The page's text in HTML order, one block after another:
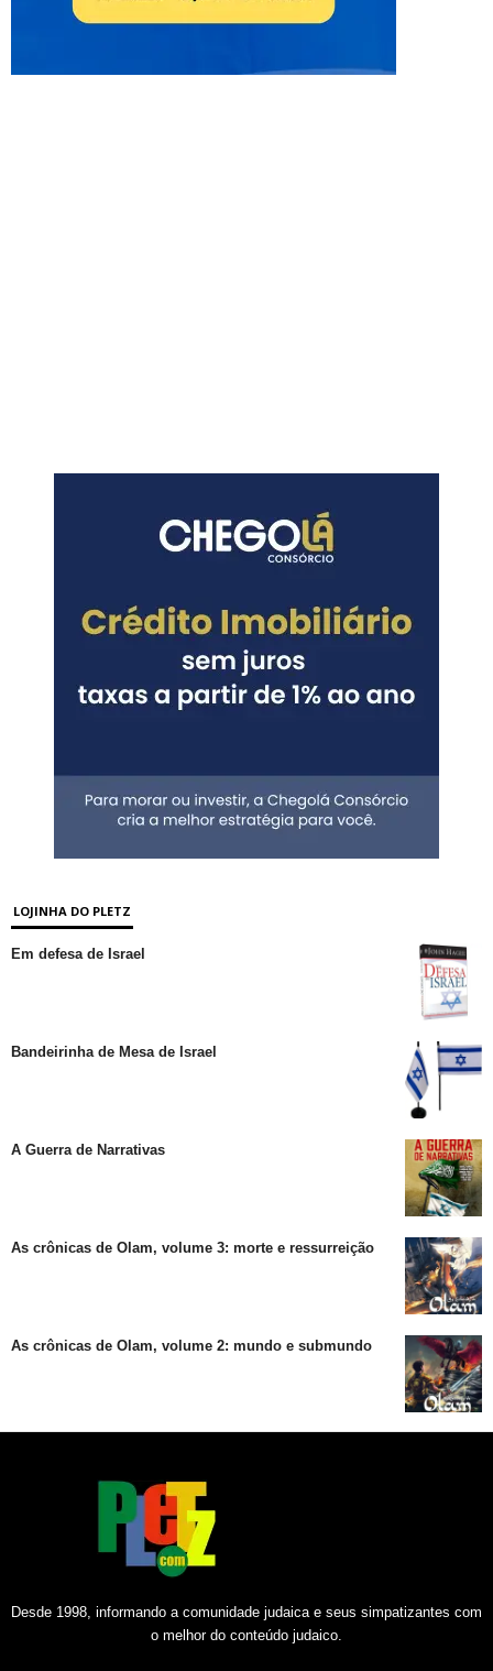
LOJINHA DO PLETZ
Em defesa de Israel
Bandeirinha de Mesa de Israel
A Guerra de Narrativas
As crônicas de Olam, volume 3: morte e ressurreição
As crônicas de Olam, volume 2: mundo e submundo
Desde 1998, informando a comunidade judaica e seus simpatizantes com
o melhor do conteúdo judaico.